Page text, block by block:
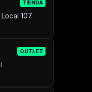
TIENDA
107
OUTLET